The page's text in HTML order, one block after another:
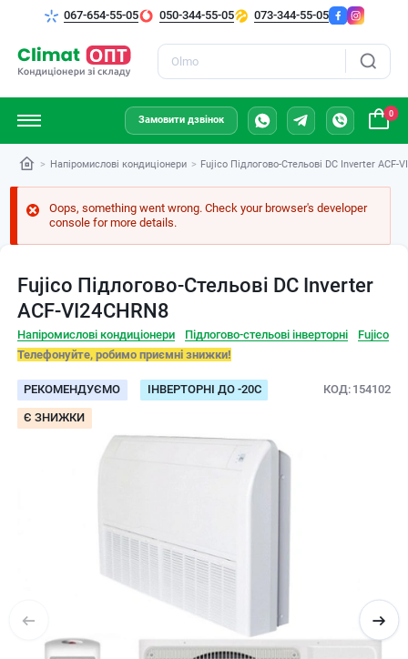
Пошук
067-654-55-05 050-344-55-05 073-344-55-05
Замовити дзвінок
0
Напіромислові кондиціонери Fujico Підлогово-Стельові DC Іnverter ACF-
Oops, something went wrong. Check your browser's developer
console for more details.
Fujico Підлогово-Стельові DC Іnverter
ACF-VI24CHRN8
Напіромислові кондиціонери Підлогово-стельові інверторні
Fujico
Телефонуйте, робимо приємні знижки!
РЕКОМЕНДУЄМО ІНВЕРТОРНІ ДО -20С
Є ЗНИЖКИ
КОД 154102